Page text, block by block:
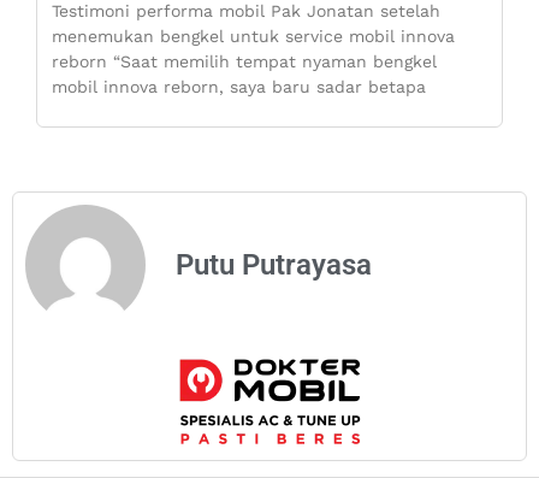
Testimoni performa mobil Pak Jonatan setelah
menemukan bengkel untuk service mobil innova
reborn “Saat memilih tempat nyaman bengkel
mobil innova reborn, saya baru sadar betapa
Putu Putrayasa